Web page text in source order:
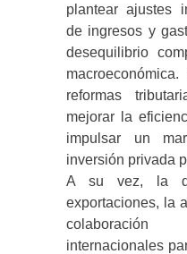
plantear ajustes
de ingresos y
desequilibrio
reformas
mejorar la
impulsar un
inversión privada
A su vez, la
exportaciones, la
internacionales